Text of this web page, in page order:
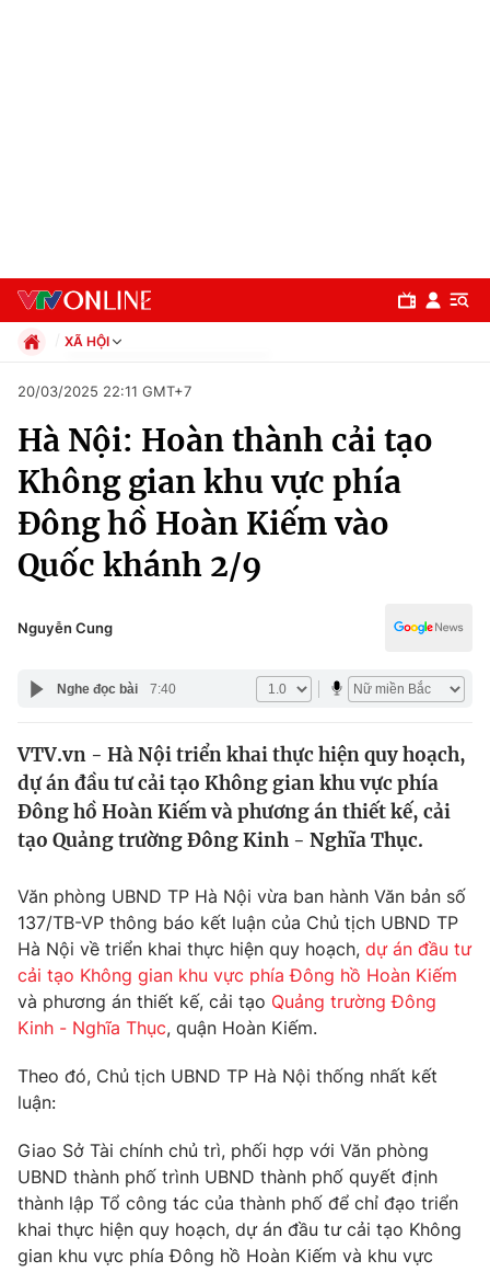
Chuyên mục
Chính trị
Xã hội
Pháp luật
Y tế
Thế giới
Tin tức
Thế giới đó đây
Câu chuyện quốc tế
Kinh tế
Thị trường
Góc doanh nghiệp
Truyền hình
Phim VTV
Hậu trường
Nhân vật
Khán giả
Giải sao mai
Giải trí
Âm nhạc
Sao
Đời sống
Du lịch
Làm đẹp
Chất lượng cuộc sống
Tuyển sinh
Học trực tuyến
Công nghệ
Hitech Công nghệ tương lai
Giao lưu trực tuyến
XÃ HỘI
Xã hội
Pháp luật
Kinh tế
Thể thao
Truyền hình
Văn hóa - Giải trí
Y tế
Công nghệ
20/03/2025 22:11 GMT+7
Hà Nội: Hoàn thành cải tạo
Không gian khu vực phía
Đông hồ Hoàn Kiếm vào
Quốc khánh 2/9
Nguyễn Cung
Nghe đọc bài 7:40
VTV.vn - Hà Nội triển khai thực hiện quy hoạch,
dự án đầu tư cải tạo Không gian khu vực phía
Đông hồ Hoàn Kiếm và phương án thiết kế, cải
tạo Quảng trường Đông Kinh - Nghĩa Thục.
Văn phòng UBND TP Hà Nội vừa ban hành Văn bản số
137/TB-VP thông báo kết luận của Chủ tịch UBND TP
Hà Nội về triển khai thực hiện quy hoạch, dự án đầu tư
cải tạo Không gian khu vực phía Đông hồ Hoàn Kiếm
và phương án thiết kế, cải tạo Quảng trường Đông
Kinh - Nghĩa Thục, quận Hoàn Kiếm.
Theo đó, Chủ tịch UBND TP Hà Nội thống nhất kết
luận:
Giao Sở Tài chính chủ trì, phối hợp với Văn phòng
UBND thành phố trình UBND thành phố quyết định
thành lập Tổ công tác của thành phố để chỉ đạo triển
khai thực hiện quy hoạch, dự án đầu tư cải tạo Không
gian khu vực phía Đông hồ Hoàn Kiếm và khu vực